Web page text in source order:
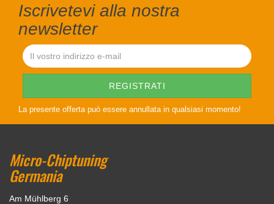
Iscrivetevi alla nostra
newsletter
La presente offerta può essere annullata in qualsiasi momento!
Micro-Chiptuning
Germania
Am Mühlberg 6